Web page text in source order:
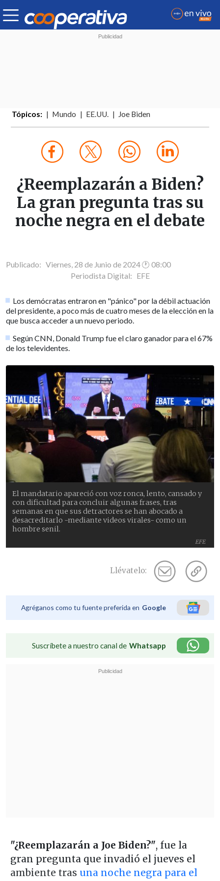
Tópicos: Mundo EE.UU. Joe Biden
¿Reemplazarán a Biden?
La gran pregunta tras su
noche negra en el debate
Publicado: Viernes, 28 de Junio de 2024 🕐 08:00
Periodista Digital: EFE
Los demócratas entraron en "pánico" por la débil actuación
del presidente, a poco más de cuatro meses de la elección en la
que busca acceder a un nuevo periodo.
Según CNN, Donald Trump fue el claro ganador para el 67%
de los televidentes.
EFE
El mandatario apareció con voz ronca, lento, cansado y
con dificultad para concluir algunas frases, tras
semanas en que sus detractores se han abocado a
desacreditarlo -mediante videos virales- como un
hombre senil.
Llévatelo:
Agréganos como tu fuente preferida en Google
Suscríbete a nuestro canal de Whatsapp
"¿Reemplazarán a Joe Biden?", fue la
gran pregunta que invadió el jueves el
ambiente tras una noche negra para el